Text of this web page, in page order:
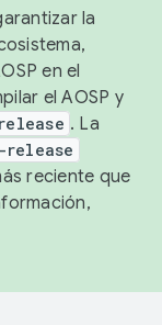
la
en el
el AOSP y
. La
reciente que